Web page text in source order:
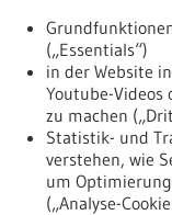
Pressemitteilung -
Neuer Ansatz
Leukämien
Schäden
Bestrahlung
schwerwiegende
(„Essentials“)
in der Website
Youtube-Videos
zu machen
Statistik- und
verstehen, wie
um
(„Analyse-